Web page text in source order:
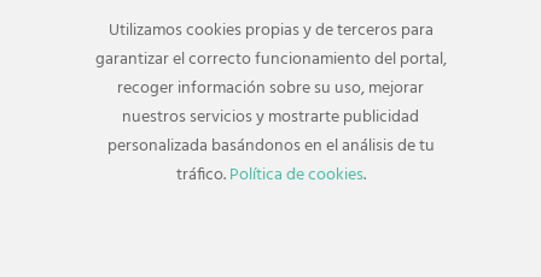
Complementos
Decoración de hogar
San Valentín
Sin categorizar
Viajes
Utilizamos cookies propias y de terceros para
garantizar el correcto funcionamiento del portal,
recoger información sobre su uso, mejorar
nuestros servicios y mostrarte publicidad
personalizada basándonos en el análisis de tu
tráfico.Política de cookies.